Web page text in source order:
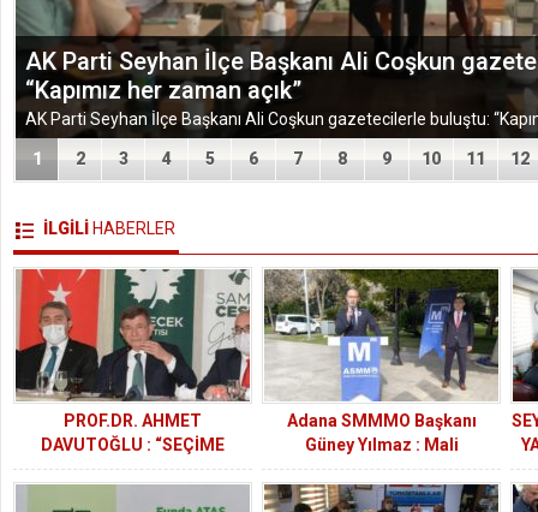
AK Parti Seyhan İlçe Başkanı Ali Coşkun
“Kapımız her zaman açık”
1 2 3 4 5 6 7 8 9 10 11 12
İLGİLİ HABERLER
PROF.DR. AHMET
DAVUTOĞLU : “SEÇİME
HAZIRIZ”
Adana SMMMO Başkanı
Güney Yılmaz : Mali
Müşavirlerin de teşviklerden
yararlandırılmasını istiyoruz.